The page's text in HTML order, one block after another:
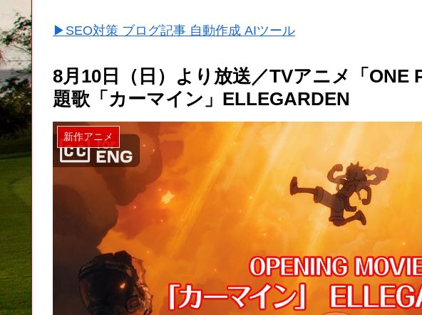
▶SEO対策 ブログ記事 自動作成 AIツール
8月10日（日）より放送／TVアニメ「ONE
題歌「カーマイン」ELLEGARDEN
新作アニメ